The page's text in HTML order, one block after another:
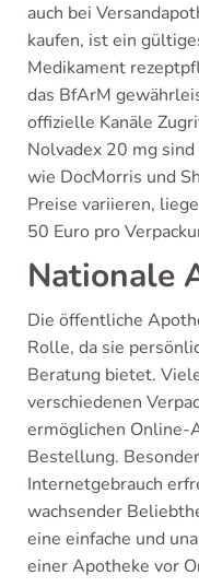
auch bei
kaufen, ist ein
Medikament
das BfArM
offizielle Kanäle
Nolvadex 20 mg
wie DocMorris und
Preise variieren,
50 Euro pro
Nationale
Die öffentliche
Rolle, da sie
Beratung bietet.
verschiedenen
ermöglichen Online-
Bestellung.
Internetgebrauch
wachsender
eine einfache und
einer Apotheke vor